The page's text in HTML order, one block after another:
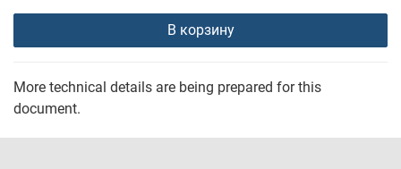
В корзину
More technical details are being prepared for this
document.